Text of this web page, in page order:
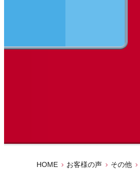
HOME お客様の声 その他